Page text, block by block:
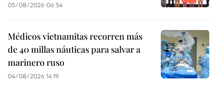
05/08/2026 06:54
Médicos vietnamitas recorren más
de 40 millas náuticas para salvar a
marinero ruso
04/08/2026 14:19